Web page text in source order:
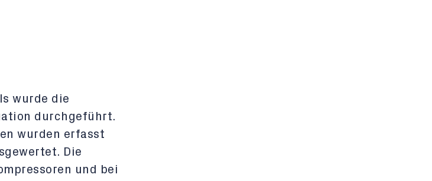
wurde die
durchgeführt.
wurden erfasst
Die
und bei